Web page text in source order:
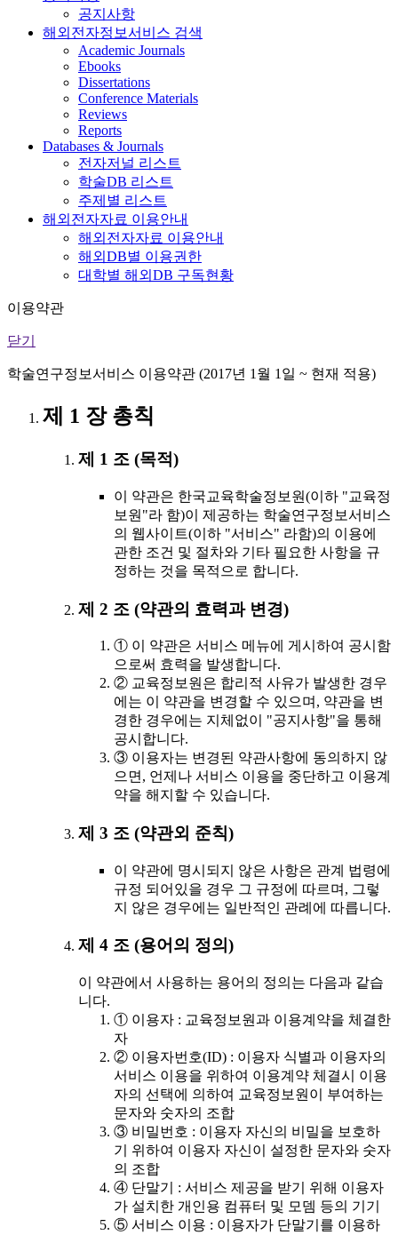
공지사항
해외전자정보서비스 검색
Academic Journals
Ebooks
Dissertations
Conference Materials
Reviews
Reports
Databases & Journals
전자저널 리스트
학술DB 리스트
주제별 리스트
해외전자자료 이용안내
해외전자자료 이용안내
해외DB별 이용권한
대학별 해외DB 구독현황
이용약관
닫기
학술연구정보서비스 이용약관 (2017년 1월 1일 ~ 현재 적용)
제 1 장 총칙
제 1 조 (목적)
이 약관은 한국교육학술정보원(이하 "교육정
보원"라 함)이 제공하는 학술연구정보서비스
의 웹사이트(이하 "서비스" 라함)의 이용에
관한 조건 및 절차와 기타 필요한 사항을 규
정하는 것을 목적으로 합니다.
제 2 조 (약관의 효력과 변경)
① 이 약관은 서비스 메뉴에 게시하여 공시함
으로써 효력을 발생합니다.
② 교육정보원은 합리적 사유가 발생한 경우
에는 이 약관을 변경할 수 있으며, 약관을 변
경한 경우에는 지체없이 "공지사항"을 통해
공시합니다.
③ 이용자는 변경된 약관사항에 동의하지 않
으면, 언제나 서비스 이용을 중단하고 이용계
약을 해지할 수 있습니다.
제 3 조 (약관외 준칙)
이 약관에 명시되지 않은 사항은 관계 법령에
규정 되어있을 경우 그 규정에 따르며, 그렇
지 않은 경우에는 일반적인 관례에 따릅니다.
제 4 조 (용어의 정의)
이 약관에서 사용하는 용어의 정의는 다음과 같습
니다.
① 이용자 : 교육정보원과 이용계약을 체결한
자
② 이용자번호(ID) : 이용자 식별과 이용자의
서비스 이용을 위하여 이용계약 체결시 이용
자의 선택에 의하여 교육정보원이 부여하는
문자와 숫자의 조합
③ 비밀번호 : 이용자 자신의 비밀을 보호하
기 위하여 이용자 자신이 설정한 문자와 숫자
의 조합
④ 단말기 : 서비스 제공을 받기 위해 이용자
가 설치한 개인용 컴퓨터 및 모뎀 등의 기기
⑤ 서비스 이용 : 이용자가 단말기를 이용하